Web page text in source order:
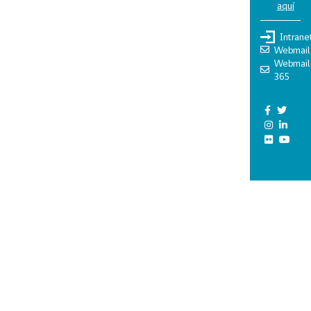
aquí
Webmail
Webmail
365